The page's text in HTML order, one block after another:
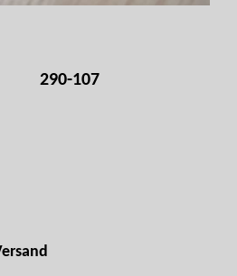
290-107